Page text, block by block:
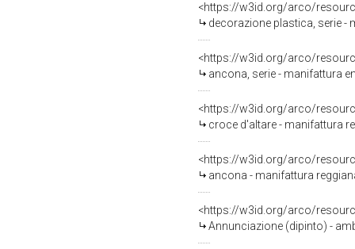
<https://w3id.org/arco/
decorazione plastica, serie -
<https://w3id.org/arco/
ancona, serie - manifattura
<https://w3id.org/arco/
croce d'altare - manifattura
<https://w3id.org/arco/
ancona - manifattura
<https://w3id.org/arco/
Annunciazione (dipinto) -